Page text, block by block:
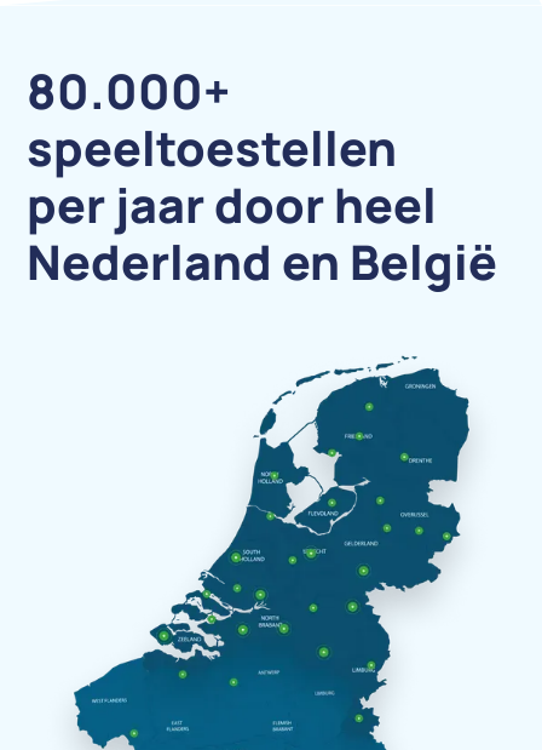
80.000+
speeltoestellen
per jaar door heel
Nederland en België